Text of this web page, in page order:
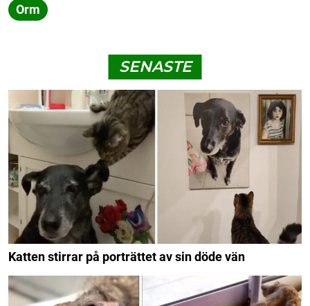
Orm
SENASTE
Katten stirrar på porträttet av sin döde vän